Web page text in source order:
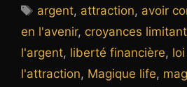
Étiquettes
argent, attraction, avoir
en l'avenir, croyances
l'argent, liberté financière,
l'attraction, Magique life,